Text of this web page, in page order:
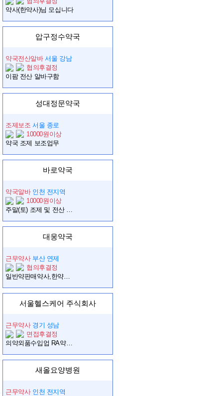
약사(한약사)님 모십니다
압구정수약국
약국전산알바 서울 강남
협의후결정
이팜 전산 알바구함
성대정문약국
조제보조 서울 종로
10000원이상
약국 조제 보조업무
바로약국
약국알바 인천 전지역
10000원이상
주말(토) 조제 및 전산 직원 모십니다.
대웅약국
근무약사 부산 연제
협의후결정
일반약판매약사,한약사 구합니다
서울헬스케어 주식회사
근무약사 경기 성남
면접후결정
의약외품수입업 RA약사 채용 합니다.
새올요양병원
근무약사 인천 전지역